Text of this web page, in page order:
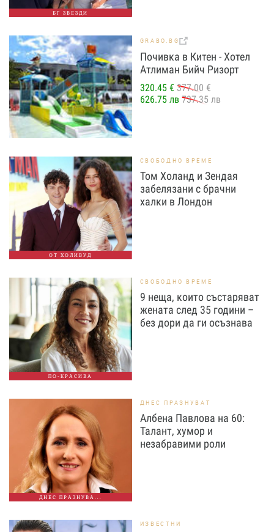
БГ ЗВЕЗДИ
GRABO.BG
Почивка в Китен - Хотел
Атлиман Бийч Ризорт
320.45 € 377.00 €
626.75 лв 737.35 лв
ОТ ХОЛИВУД
СВОБОДНО ВРЕМЕ
Том Холанд и Зендая
забелязани с брачни
халки в Лондон
ПО-КРАСИВА
СВОБОДНО ВРЕМЕ
9 неща, които състаряват
жената след 35 години –
без дори да ги осъзнава
ДНЕС ПРАЗНУВА...
ДНЕС ПРАЗНУВАТ
Албена Павлова на 60:
Талант, хумор и
незабравими роли
ИЗВЕСТНИ